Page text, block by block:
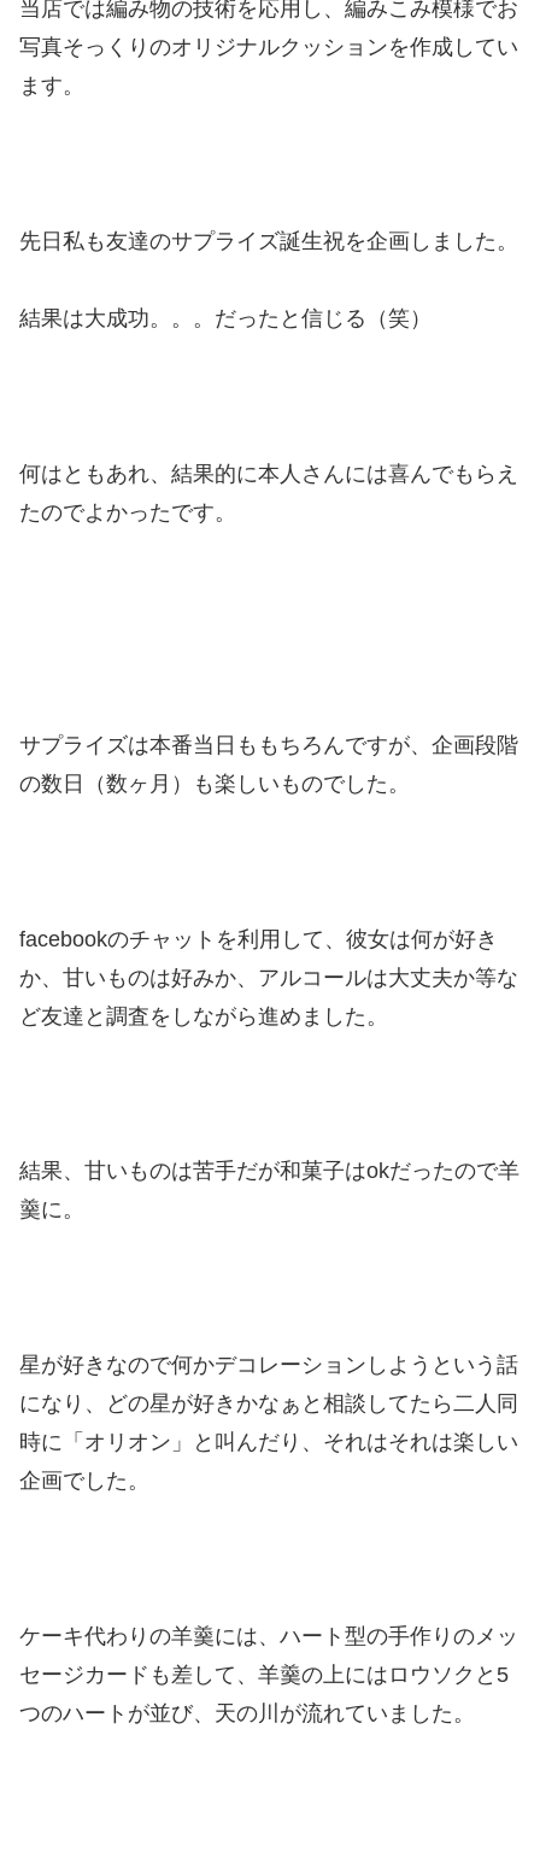
当店では編み物の技術を応用し、編みこみ模様でお
写真そっくりのオリジナルクッションを作成してい
ます。
先日私も友達のサプライズ誕生祝を企画しました。
結果は大成功。。。だったと信じる（笑）
何はともあれ、結果的に本人さんには喜んでもらえ
たのでよかったです。
サプライズは本番当日ももちろんですが、企画段階
の数日（数ヶ月）も楽しいものでした。
facebookのチャットを利用して、彼女は何が好き
か、甘いものは好みか、アルコールは大丈夫か等な
ど友達と調査をしながら進めました。
結果、甘いものは苦手だが和菓子はokだったので羊
羹に。
星が好きなので何かデコレーションしようという話
になり、どの星が好きかなぁと相談してたら二人同
時に「オリオン」と叫んだり、それはそれは楽しい
企画でした。
ケーキ代わりの羊羹には、ハート型の手作りのメッ
セージカードも差して、羊羹の上にはロウソクと5
つのハートが並び、天の川が流れていました。